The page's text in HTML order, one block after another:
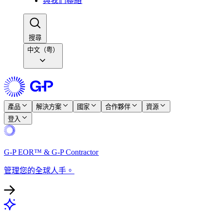
搜尋​​
中文（粤）
產品​​ 解決方案​​ 國家​​ 合作夥伴​​
資源​​
登入​​
G-P EOR™ & G-P Contractor​​
管理您的全球人手。​​